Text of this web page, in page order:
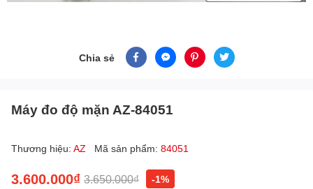
Chia sẻ
Máy đo độ mặn AZ-84051
Thương hiệu: AZ Mã sản phẩm: 84051
3.600.000₫ 3.650.000₫
-1%